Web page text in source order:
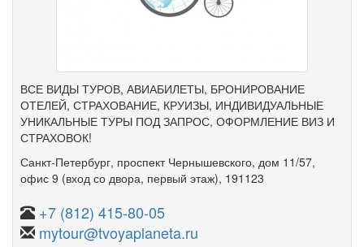
ВСЕ ВИДЫ ТУРОВ, АВИАБИЛЕТЫ, БРОНИРОВАНИЕ
ОТЕЛЕЙ, СТРАХОВАНИЕ, КРУИЗЫ, ИНДИВИДУАЛЬНЫЕ
УНИКАЛЬНЫЕ ТУРЫ ПОД ЗАПРОС, ОФОРМЛЕНИЕ ВИЗ И
СТРАХОВОК!
Санкт-Петербург, проспект Чернышевского, дом 11/57,
офис 9 (вход со двора, первый этаж), 191123
+7 (812) 415-80-05
mytour@tvoyaplaneta.ru